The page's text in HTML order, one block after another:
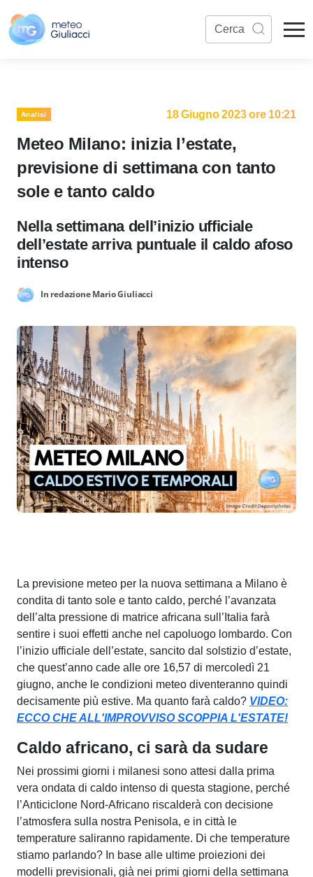
Analisi 18 Giugno 2023 ore 10:21
Meteo Milano: inizia l’estate,
previsione di settimana con tanto
sole e tanto caldo
Nella settimana dell’inizio ufficiale
dell’estate arriva puntuale il caldo afoso
intenso
In redazione Mario Giuliacci
La previsione meteo per la nuova settimana a Milano è
condita di tanto sole e tanto caldo, perché l’avanzata
dell’alta pressione di matrice africana sull’Italia farà
sentire i suoi effetti anche nel capoluogo lombardo. Con
l’inizio ufficiale dell’estate, sancito dal solstizio d’estate,
che quest’anno cade alle ore 16,57 di mercoledì 21
giugno, anche le condizioni meteo diventeranno quindi
decisamente più estive. Ma quanto farà caldo? VIDEO:
ECCO CHE ALL'IMPROVVISO SCOPPIA L'ESTATE!
Caldo africano, ci sarà da sudare
Nei prossimi giorni i milanesi sono attesi dalla prima
vera ondata di caldo intenso di questa stagione, perché
l’Anticiclone Nord-Africano riscalderà con decisione
l’atmosfera sulla nostra Penisola, e in città le
temperature saliranno rapidamente. Di che temperature
stiamo parlando? In base alle ultime proiezioni dei
modelli previsionali, già nei primi giorni della settimana